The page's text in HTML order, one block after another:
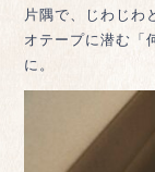
片隅で、じわじわ
オテープに潜む「
に。